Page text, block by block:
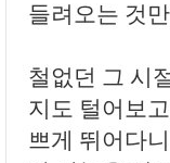
들려오는 것
철없던 그 시
지도 털어보
쁘게 뛰어다